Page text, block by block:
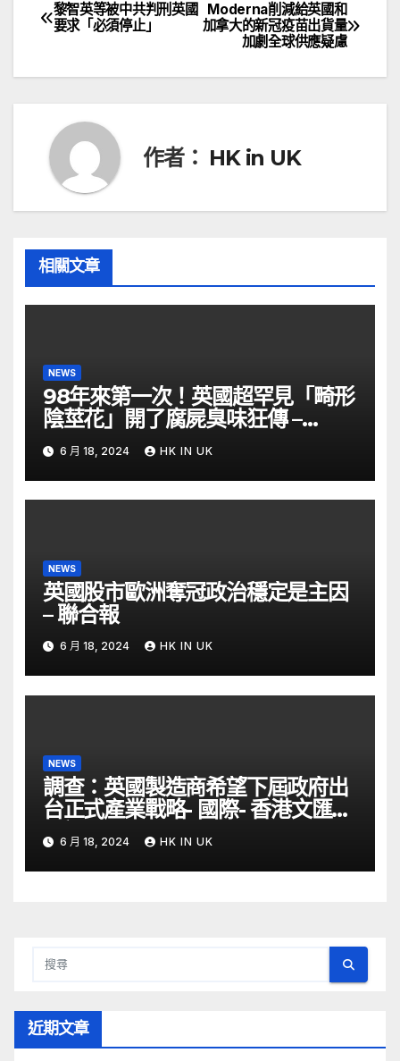
文
覽
Moderna削減給英國和
加拿大的新冠疫苗出貨量
加劇全球供應疑慮
黎智英等被中共判刑英國
要求「必須停止」
作者： HK in UK
相關文章
NEWS
98年來第一次！英國超罕見「畸形
陰莖花」開了腐屍臭味狂傳 –
ETtoday
6 月 18, 2024 HK IN UK
NEWS
英國股市歐洲奪冠政治穩定是主因
– 聯合報
6 月 18, 2024 HK IN UK
NEWS
調查：英國製造商希望下屆政府出
台正式產業戰略- 國際- 香港文匯網
– 文匯報
6 月 18, 2024 HK IN UK
近期文章